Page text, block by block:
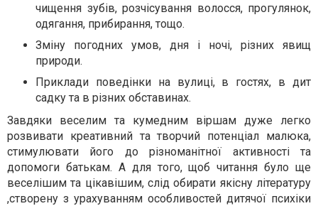
чищення зубів, розчісування волосся, прогулянок,
одягання, прибирання, тощо.
Зміну погодних умов, дня і ночі, різних явищ
природи.
Приклади поведінки на вулиці, в гостях, в дит
садку та в різних обставинах.
Завдяки веселим та кумедним віршам дуже легко
розвивати креативний та творчий потенціал малюка,
стимулювати його до різноманітної активності та
допомоги батькам. А для того, щоб читання було ще
веселішим та цікавішим, слід обирати якісну літературу
,створену з урахуванням особливостей дитячої психіки